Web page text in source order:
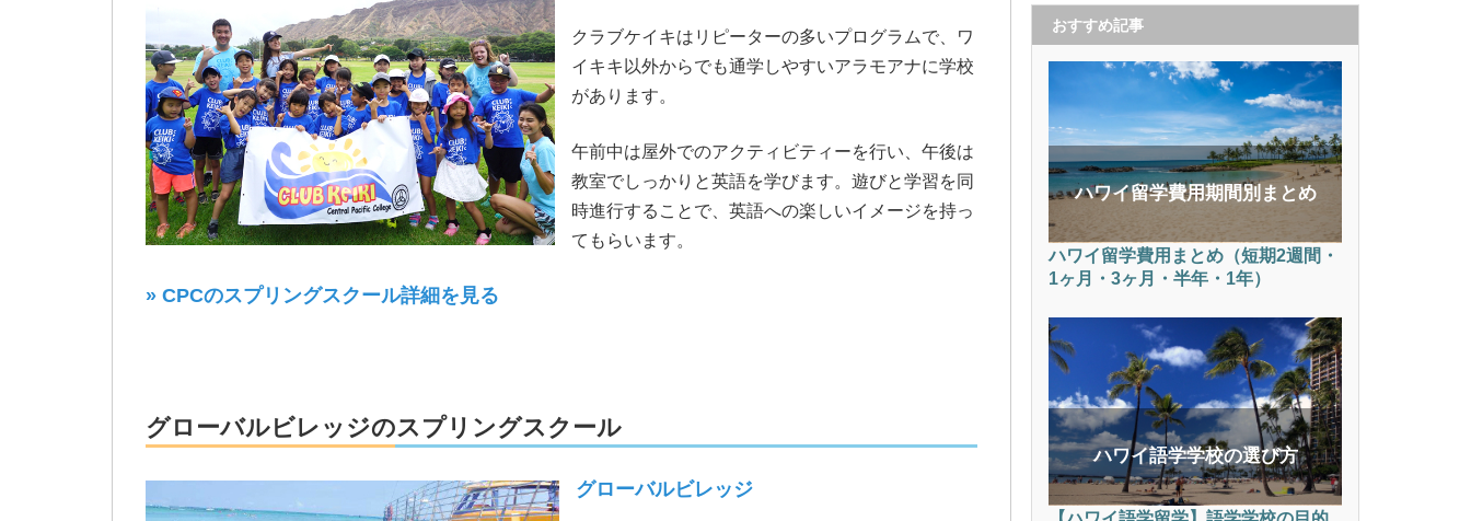
クラブケイキはリピーターの多いプログラムで、ワ
イキキ以外からでも通学しやすいアラモアナに学校
があります。
午前中は屋外でのアクティビティーを行い、午後は
教室でしっかりと英語を学びます。遊びと学習を同
時進行することで、英語への楽しいイメージを持っ
てもらいます。
» CPCのスプリングスクール詳細を見る
グローバルビレッジのスプリングスクール
グローバルビレッジ
おすすめ記事
ハワイ留学費用期間別まとめ
ハワイ留学費用まとめ（短期2週間・
1ヶ月・3ヶ月・半年・1年）
ハワイ語学学校の選び方